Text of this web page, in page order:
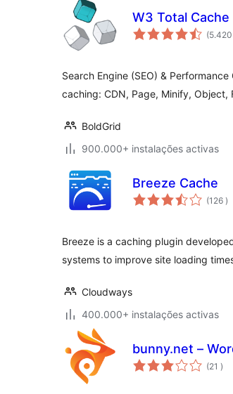
W3 Total Cache
(5.420
Search Engine (SEO) &
caching: CDN, Page, Minify,
BoldGrid
900.000+ instalações activas
Breeze Cache
(126 )
Breeze is a caching plugin
systems to improve site loading
Cloudways
400.000+ instalações activas
bunny.net –
(21 )